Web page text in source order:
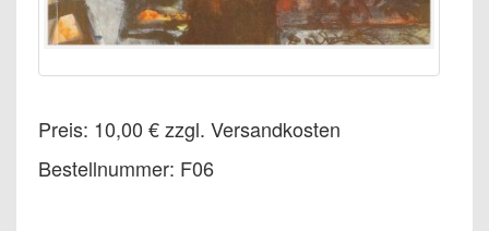
Preis: 10,00 € zzgl. Versandkosten
Bestellnummer: F06